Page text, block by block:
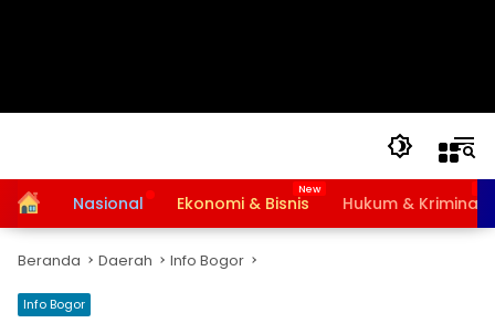
HomeNasional Ekonomi & Bisnis Hukum & Kriminal
Beranda Daerah Info Bogor
Info Bogor